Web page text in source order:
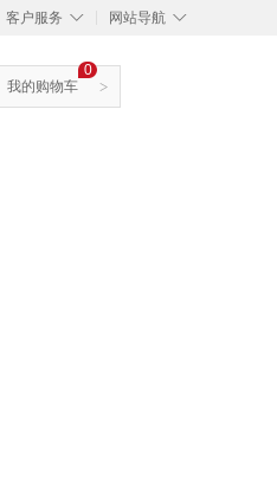
◇
客户服务 ◇
网站导航
>
0
我的购物车